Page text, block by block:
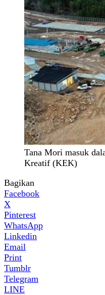
Tana Mori masuk
Kreatif (KEK)
Bagikan
Facebook
X
Pinterest
WhatsApp
Linkedin
Email
Print
Tumblr
Telegram
LINE